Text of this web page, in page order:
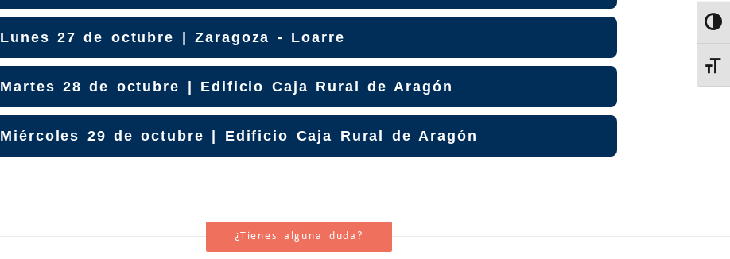
Lunes 27 de octubre | Zaragoza - Loarre
Martes 28 de octubre | Edificio Caja Rural de Aragón
Miércoles 29 de octubre | Edificio Caja Rural de Aragón
¿Tienes alguna duda?